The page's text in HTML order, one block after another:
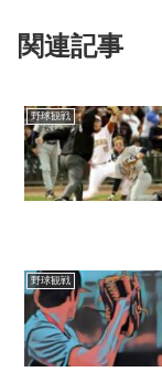
関連記事
野球観戦
野球観戦